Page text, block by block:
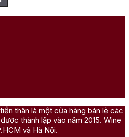
thân là một cửa hàng bán lẻ các
thành lập vào năm 2015. Wine
và Hà Nội.